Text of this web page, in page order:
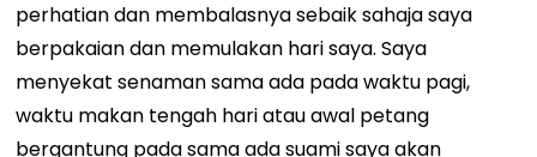
perhatian dan membalasnya sebaik sahaja saya
berpakaian dan memulakan hari saya. Saya
menyekat senaman sama ada pada waktu pagi,
waktu makan tengah hari atau awal petang
bergantung pada sama ada suami saya akan